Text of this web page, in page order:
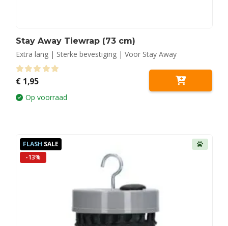
Stay Away Tiewrap (73 cm)
Extra lang | Sterke bevestiging | Voor Stay Away
0 out of 5
€1,95
Op voorraad
FLASH SALE
-13%